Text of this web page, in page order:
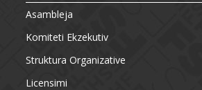
Asambleja
Komiteti Ekzekutiv
Struktura Organizative
Licensimi